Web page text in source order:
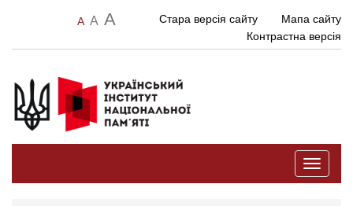
A A A Стара версія сайту
Мапа сайту
Контрастна версія
Toggle